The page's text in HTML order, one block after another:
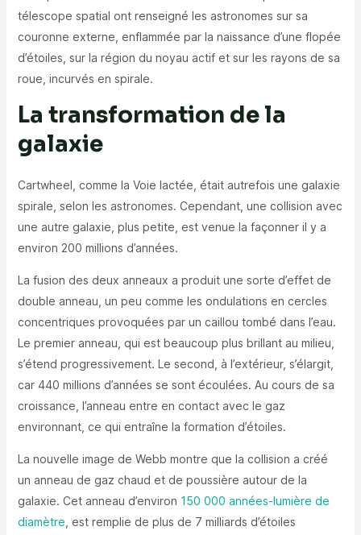
télescope spatial ont renseigné les astronomes sur sa
couronne externe, enflammée par la naissance d’une flopée
d’étoiles, sur la région du noyau actif et sur les rayons de sa
roue, incurvés en spirale.
La transformation de la
galaxie
Cartwheel, comme la Voie lactée, était autrefois une galaxie
spirale, selon les astronomes. Cependant, une collision avec
une autre galaxie, plus petite, est venue la façonner il y a
environ 200 millions d’années.
La fusion des deux anneaux a produit une sorte d’effet de
double anneau, un peu comme les ondulations en cercles
concentriques provoquées par un caillou tombé dans l’eau.
Le premier anneau, qui est beaucoup plus brillant au milieu,
s’étend progressivement. Le second, à l’extérieur, s’élargit,
car 440 millions d’années se sont écoulées. Au cours de sa
croissance, l’anneau entre en contact avec le gaz
environnant, ce qui entraîne la formation d’étoiles.
La nouvelle image de Webb montre que la collision a créé
un anneau de gaz chaud et de poussière autour de la
galaxie. Cet anneau d’environ 150 000 années-lumière de
diamètre , est remplie de plus de 7 milliards d’étoiles